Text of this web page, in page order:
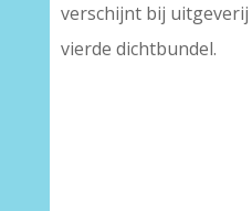
verschijnt bij uitgeverij
vierde dichtbundel.